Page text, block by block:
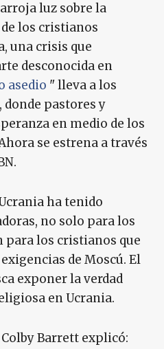
luz sobre la
los cristianos
una crisis que
desconocida en
asedio " lleva a los
donde pastores y
en medio de los
se estrena a través
ha tenido
no solo para los
para los cristianos que
de Moscú. El
exponer la verdad
en Ucrania.
Barrett explicó: